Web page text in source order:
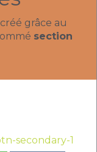
grâce au
section
secondary-1